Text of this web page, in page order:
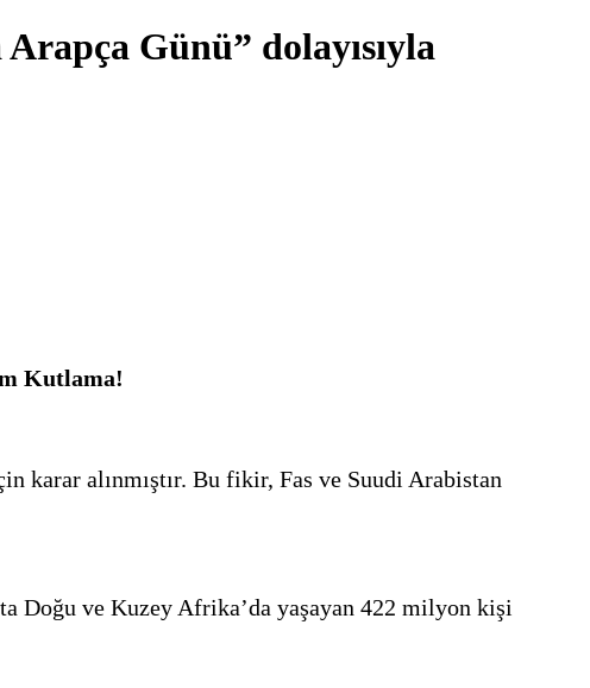
Günü” dolayısıyla
Kutlama!
karar alınmıştır. Bu fikir, Fas ve Suudi Arabistan
Doğu ve Kuzey Afrika’da yaşayan 422 milyon kişi